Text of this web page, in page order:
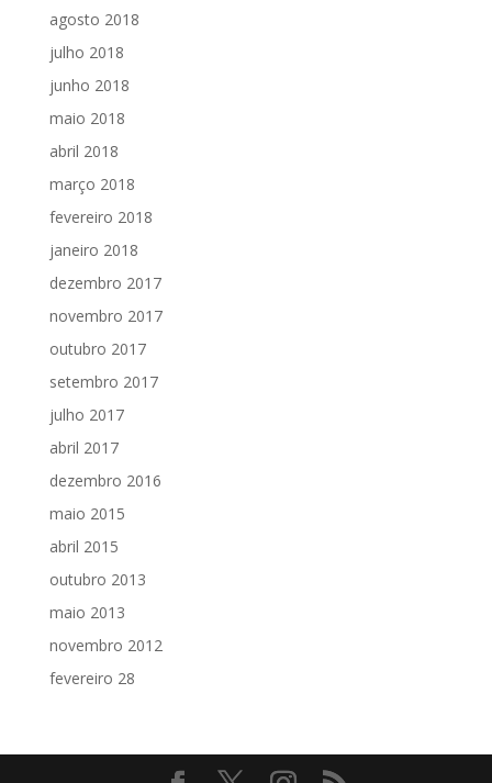
agosto 2018
julho 2018
junho 2018
maio 2018
abril 2018
março 2018
fevereiro 2018
janeiro 2018
dezembro 2017
novembro 2017
outubro 2017
setembro 2017
julho 2017
abril 2017
dezembro 2016
maio 2015
abril 2015
outubro 2013
maio 2013
novembro 2012
fevereiro 28